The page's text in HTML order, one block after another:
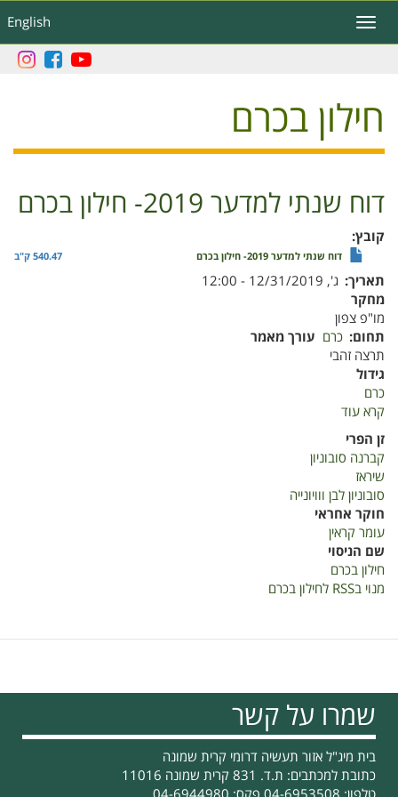
לתוכן
העיקרי
English
Toggle
navigation
חילון בכרם
דוח שנתי למדער 2019- חילון בכרם
קובץ
דוח שנתי למדער 2019- חילון בכרם 540.47 ק"ב
תאריך ג', 12/31/2019 - 12:00
מחקר
מו"פ צפון
תחום כרם עורך מאמר
תרצה זהבי
גידול
כרם
קרא עוד
למדער
חילון
בכרם
זן הפרי
קברנה סובוניון
שיראז
סובוניון לבן ווויונייה
חוקר אחראי
עומר קראין
שם הניסוי
חילון בכרם
מנוי בRSS לחילון בכרם
שמרו על קשר
בית מיג"ל אזור תעשיה דרומי קרית שמונה
כתובת למכתבים: ת.ד. 831 קרית שמונה 11016